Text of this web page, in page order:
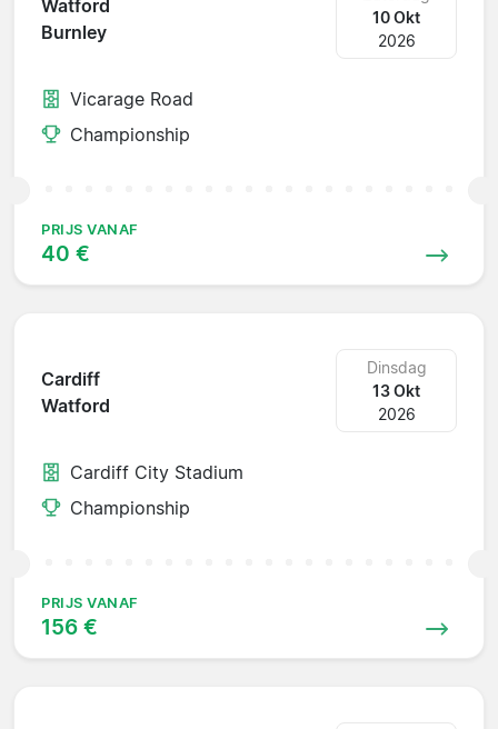
Watford
Burnley
10 Okt
2026
Vicarage Road
Championship
PRIJS VANAF
40 €
Cardiff
Watford
Dinsdag
13 Okt
2026
Cardiff City Stadium
Championship
PRIJS VANAF
156 €